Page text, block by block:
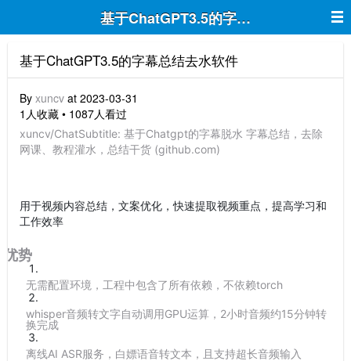
基于ChatGPT3.5的字幕总结去水软件
基于ChatGPT3.5的字幕总结去水软件
By xuncv at 2023-03-31
1人收藏 • 1087人看过
xuncv/ChatSubtitle: 基于Chatgpt的字幕脱水 字幕总结，去除
网课、教程灌水，总结干货 (github.com)
用于视频内容总结，文案优化，快速提取视频重点，提高学习和
工作效率
优势
无需配置环境，工程中包含了所有依赖，不依赖torch
whisper音频转文字自动调用GPU运算，2小时音频约15分钟转
换完成
离线AI ASR服务，白嫖语音转文本，且支持超长音频输入